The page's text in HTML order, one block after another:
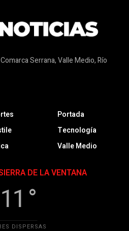
Serrana, Valle Medio, Río
Portada
Tecnología
Valle Medio
DE LA VENTANA
11 °
DISPERSAS